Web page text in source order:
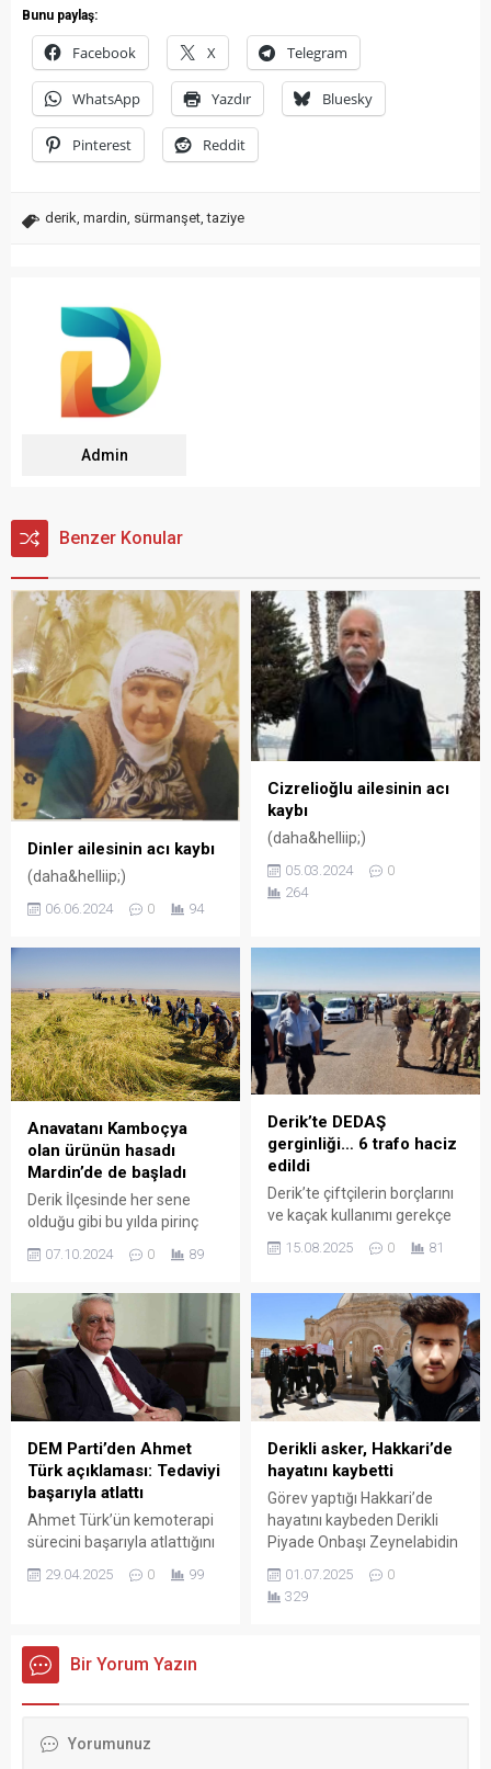
Bunu paylaş:
Facebook X Telegram
WhatsApp Yazdır Bluesky
Pinterest Reddit
derik mardin sürmanşet ,taziye
Admin
Benzer Konular
Dinler ailesinin acı kaybı
(daha&helliip;)
06.06.2024 0 94
Cizrelioğlu ailesinin acı
kaybı
(daha&helliip;)
05.03.2024
0
264
Anavatanı Kamboçya
olan ürünün hasadı
Mardin’de de başladı
Derik İlçesinde her sene
olduğu gibi bu yılda pirinç
Çeltik Üreticileri Temsilcisi
120 civarında kadınlı-erkekli
işçiler hasat yaparken, bu
sene yaklaşık 100 erkek ile
60’a yakın kadın işçilerle
hasadımızı yapıyoruz.
Geçen sene 920 dekarlık
alandan 400 ton civarında
verim elde ettik. Bu sene...
07.10.2024 0 89
Derik’te DEDAŞ
gerginliği… 6 trafo haciz
edildi
Derik’te çiftçilerin borçlarını
ve kaçak kullanımı gerekçe
arasında gerginlik
haciz edildi.
15.08.2025 0 81
DEM Parti’den Ahmet
Türk açıklaması: Tedaviyi
başarıyla atlattı
Ahmet Türk’ün kemoterapi
sürecini başarıyla atlattığını
“Yürütülen barış
inanıyoruz” dedi.
29.04.2025 0 99
Derikli asker, Hakkari’de
hayatını kaybetti
Görev yaptığı Hakkari’de
hayatını kaybeden Derikli
Piyade Onbaşı Zeynelabidin
Dağ’ın cenazesi Derik’te
toprağa verildi.
01.07.2025
0
329
Bir Yorum Yazın